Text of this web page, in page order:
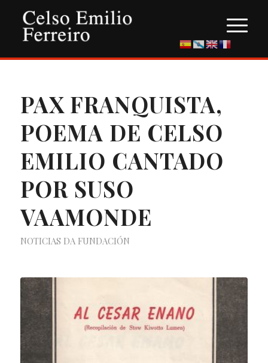
PAX FRANQUISTA,
POEMA DE CELSO
EMILIO CANTADO
POR SUSO
VAAMONDE
NOTICIAS DA FUNDACIÓN